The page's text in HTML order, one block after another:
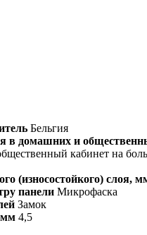
Бельгия
в домашних и
кабинет на
(износостойкого) слоя,
панели Микрофаска
Замок
мм 4,5